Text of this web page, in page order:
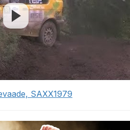
SAXX1979